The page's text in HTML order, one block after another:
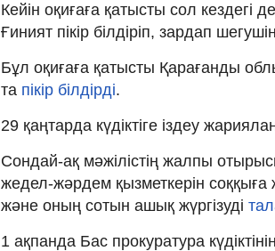
Кейін оқиғаға қатысты сол кездегі
Ғиният пікір білдіріп, зардап
Бұл оқиғаға қатысты Қарағанды
та пікір білдірді.
29 қаңтарда күдіктіге іздеу
Сондай-ақ мәжілістің жалпы
жедел-жәрдем қызметкерін
және оның сотын ашық жүргізуді
1 ақпанда Бас прокуратура